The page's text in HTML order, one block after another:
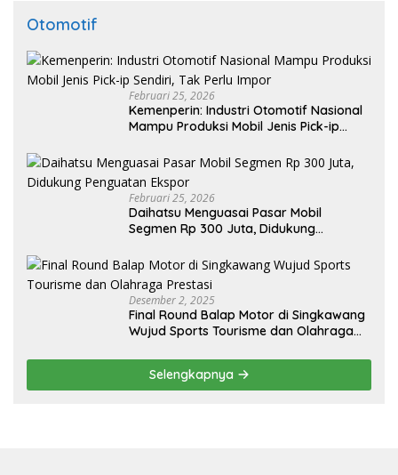
Otomotif
Februari 25, 2026
Kemenperin: Industri Otomotif Nasional
Mampu Produksi Mobil Jenis Pick-ip
Februari 25, 2026
Daihatsu Menguasai Pasar Mobil
Segmen Rp 300 Juta, Didukung
Desember 2, 2025
Final Round Balap Motor di Singkawang
Wujud Sports Tourisme dan Olahraga
Selengkapnya